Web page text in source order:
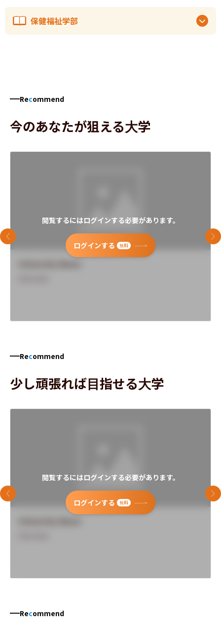
保健福祉学部
Recommend
今のあなたが狙える大学
閲覧するにはログインする必要があります。
ログインする 無料
前のスライド 次
Recommend
少し頑張れば目指せる大学
閲覧するにはログインする必要があります。
ログインする 無料
前のスライド 次
Recommend